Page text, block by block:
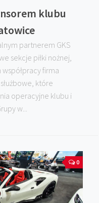
klubu
partnerem GKS
sekcje piłki nożnej,
firma
które
operacyjne klubu i
w...
0